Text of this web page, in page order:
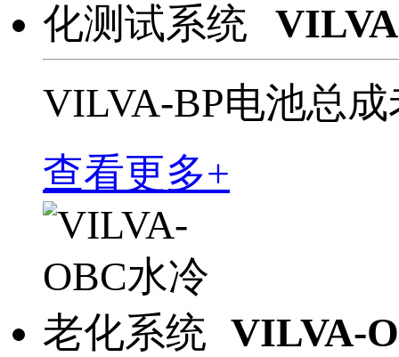
VILVA-BP电池总
查看更多+
VILVA-